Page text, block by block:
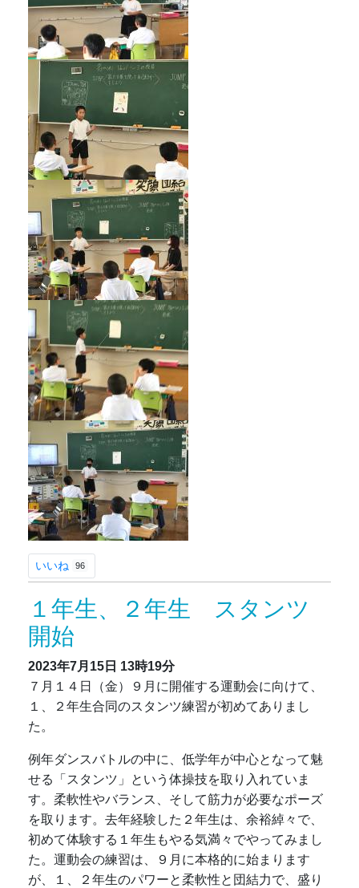
いいね 96
１年生、２年生 スタンツ
開始
2023年7月15日 13時19分
７月１４日（金）９月に開催する運動会に向けて、
１、２年生合同のスタンツ練習が初めてありまし
た。
例年ダンスバトルの中に、低学年が中心となって魅
せる「スタンツ」という体操技を取り入れていま
す。柔軟性やバランス、そして筋力が必要なポーズ
を取ります。去年経験した２年生は、余裕綽々で、
初めて体験する１年生もやる気満々でやってみまし
た。運動会の練習は、９月に本格的に始まります
が、１、２年生のパワーと柔軟性と団結力で、盛り